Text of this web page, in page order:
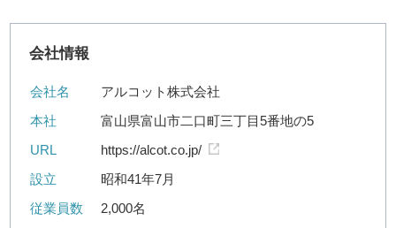
会社情報
会社名
アルコット株式会社
本社
富山県富山市二口町三丁目5番地の5
URL
https://alcot.co.jp/
設立
昭和41年7月
従業員数
2,000名